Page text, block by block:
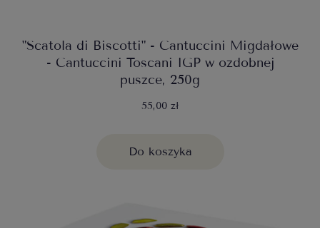
"Scatola di Biscotti" - Cantuccini Migdałowe
- Cantuccini Toscani IGP w ozdobnej
puszce, 250g
55,00 zł
Do koszyka